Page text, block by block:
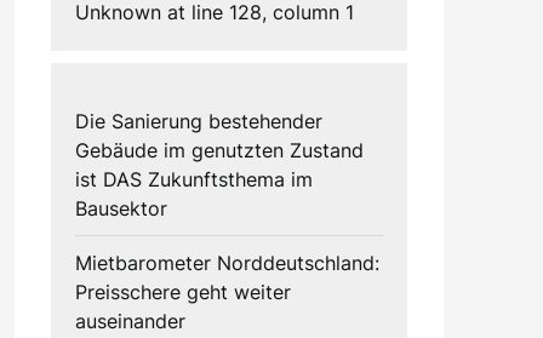
Unknown at line 128, column 1
Die Sanierung bestehender
Gebäude im genutzten Zustand
ist DAS Zukunftsthema im
Bausektor
Mietbarometer Norddeutschland:
Preisschere geht weiter
auseinander